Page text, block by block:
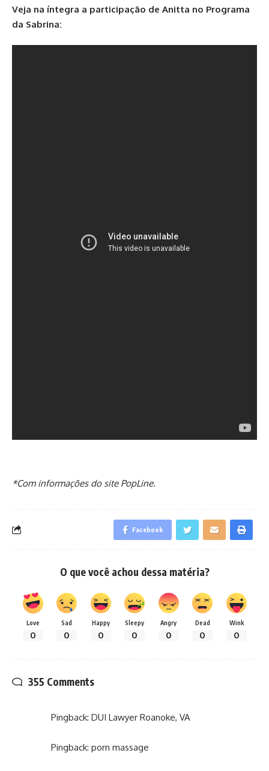
Veja na íntegra a participação de Anitta no Programa
da Sabrina:
*Com informações do site PopLine.
Facebook
O que você achou dessa matéria?
Love
0
Sad
0
Happy
0
Sleepy
0
Angry
0
Dead
0
Wink
0
355 Comments
Pingback: DUI Lawyer Roanoke, VA
Pingback: porn massage